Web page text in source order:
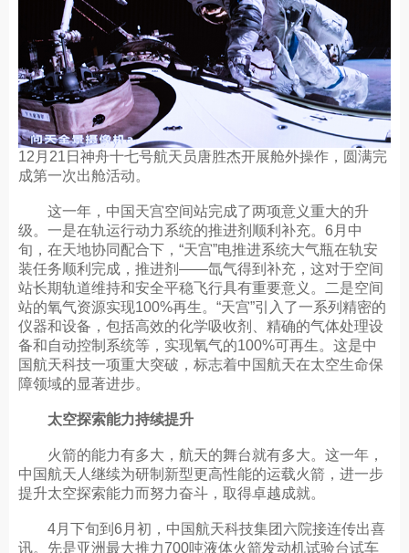
12月21日神舟十七号航天员唐胜杰开展舱外操作，圆满完
成第一次出舱活动。
这一年，中国天宫空间站完成了两项意义重大的升
级。一是在轨运行动力系统的推进剂顺利补充。6月中
旬，在天地协同配合下，“天宫”电推进系统大气瓶在轨安
装任务顺利完成，推进剂——氙气得到补充，这对于空间
站长期轨道维持和安全平稳飞行具有重要意义。二是空间
站的氧气资源实现100%再生。“天宫”引入了一系列精密的
仪器和设备，包括高效的化学吸收剂、精确的气体处理设
备和自动控制系统等，实现氧气的100%可再生。这是中
国航天科技一项重大突破，标志着中国航天在太空生命保
障领域的显著进步。
太空探索能力持续提升
火箭的能力有多大，航天的舞台就有多大。这一年，
中国航天人继续为研制新型更高性能的运载火箭，进一步
提升太空探索能力而努力奋斗，取得卓越成就。
4月下旬到6月初，中国航天科技集团六院接连传出喜
讯。先是亚洲最大推力700吨液体火箭发动机试验台试车